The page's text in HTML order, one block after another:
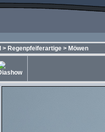
> Regenpfeiferartige > Möwen